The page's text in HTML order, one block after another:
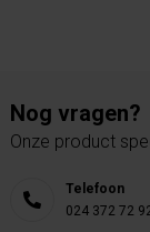
Nog vragen?
Onze product
Telefoon
024 372 72